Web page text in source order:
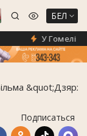
БЕЛ
У Гомелі
Подписаться